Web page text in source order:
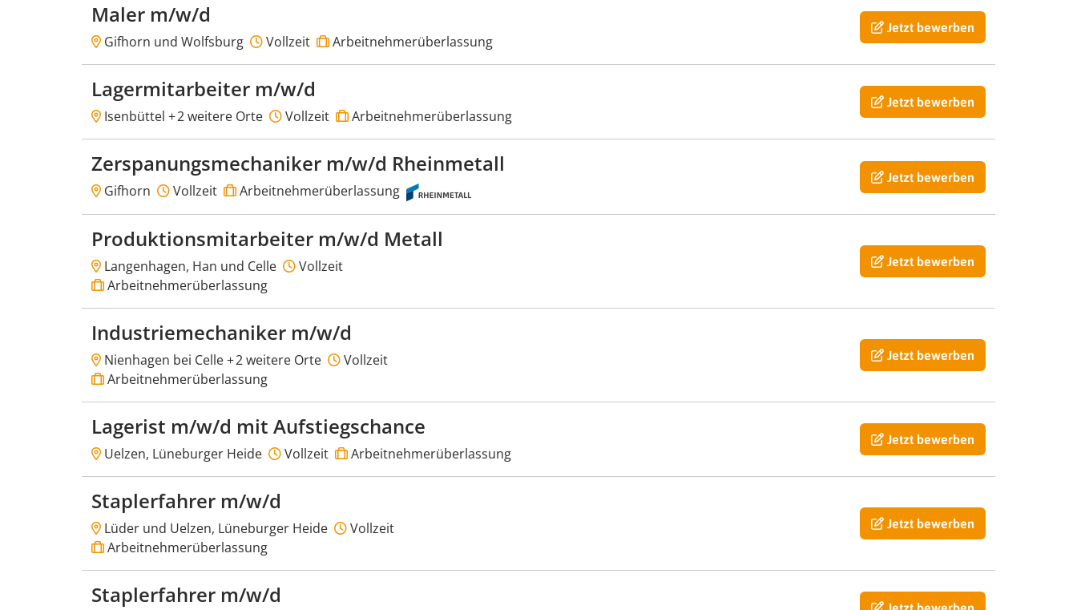
Maler m/w/d
Gifhorn und Wolfsburg Vollzeit Arbeitnehmerüberlassung
Jetzt bewerben
Lagermitarbeiter m/w/d
Isenbüttel +2 weitere Orte Vollzeit Arbeitnehmerüberlassung
Jetzt bewerben
Zerspanungsmechaniker m/w/d Rheinmetall
Gifhorn Vollzeit Arbeitnehmerüberlassung
Jetzt bewerben
Produktionsmitarbeiter m/w/d Metall
Langenhagen, Han und Celle
Vollzeit
Arbeitnehmerüberlassung
Jetzt bewerben
Industriemechaniker m/w/d
Nienhagen bei Celle +2 weitere Orte
Vollzeit
Arbeitnehmerüberlassung
Jetzt bewerben
Lagerist m/w/d mit Aufstiegschance
Uelzen, Lüneburger Heide Vollzeit Arbeitnehmerüberlassung
Jetzt bewerben
Staplerfahrer m/w/d
Lüder und Uelzen, Lüneburger Heide
Vollzeit
Arbeitnehmerüberlassung
Jetzt bewerben
Staplerfahrer m/w/d